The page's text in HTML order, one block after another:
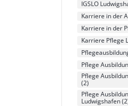
IGSLO
Karriere in der
Karriere in der
Karriere Pflege
Pflege
Pflege
(2)
Pflege
Ludwigshafen